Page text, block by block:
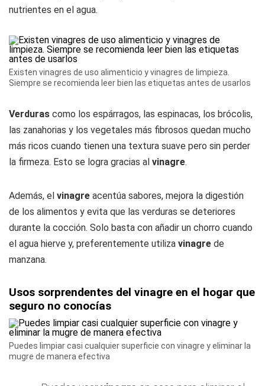
nutrientes en el agua.
Existen vinagres de uso alimenticio y vinagres de limpieza.
Siempre se recomienda leer bien las etiquetas antes de usarlos
Verduras como los espárragos, las espinacas, los brócolis,
las zanahorias y los vegetales más fibrosos quedan mucho
más ricos cuando tienen una textura suave pero sin perder
la firmeza. Esto se logra gracias al vinagre.
Además, el vinagre acentúa sabores, mejora la digestión
de los alimentos y evita que las verduras se deteriores
durante la cocción. Solo basta con añadir un chorro cuando
el agua hierve y, preferentemente utiliza vinagre de
manzana.
Usos sorprendentes del vinagre en el hogar que
seguro no conocías
Puedes limpiar casi cualquier superficie con vinagre y eliminar la
mugre de manera efectiva